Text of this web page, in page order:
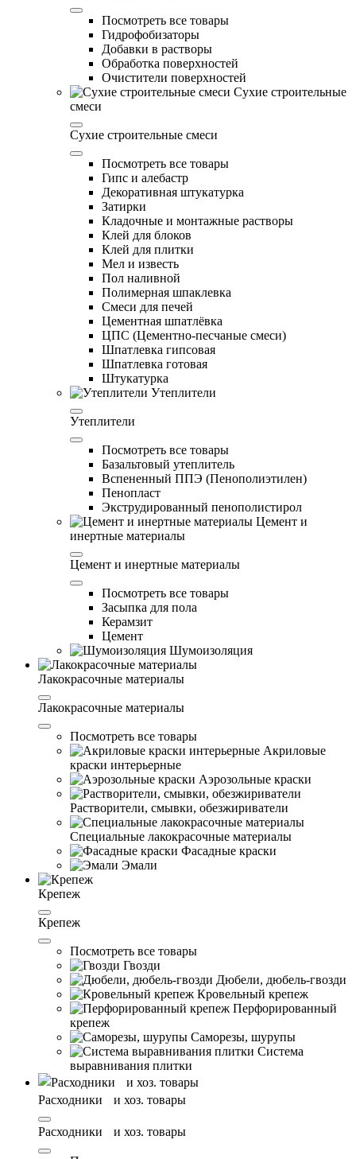
Посмотреть все товары
Гидрофобизаторы
Добавки в растворы
Обработка поверхностей
Очистители поверхностей
Сухие строительные
смеси
Сухие строительные смеси
Посмотреть все товары
Гипс и алебастр
Декоративная штукатурка
Затирки
Кладочные и монтажные растворы
Клей для блоков
Клей для плитки
Мел и известь
Пол наливной
Полимерная шпаклевка
Смеси для печей
Цементная шпатлёвка
ЦПС (Цементно-песчаные смеси)
Шпатлевка гипсовая
Шпатлевка готовая
Штукатурка
Утеплители
Утеплители
Посмотреть все товары
Базальтовый утеплитель
Вспененный ППЭ (Пенополиэтилен)
Пенопласт
Экструдированный пенополистирол
Цемент и
инертные материалы
Цемент и инертные материалы
Посмотреть все товары
Засыпка для пола
Керамзит
Цемент
Шумоизоляция
Лакокрасочные материалы
Лакокрасочные материалы
Посмотреть все товары
Акриловые
краски интерьерные
Аэрозольные краски
Растворители, смывки, обезжириватели
Специальные лакокрасочные материалы
Фасадные краски
Эмали
Крепеж
Крепеж
Посмотреть все товары
Гвозди
Дюбели, дюбель-гвозди
Кровельный крепеж
Перфорированный
крепеж
Саморезы, шурупы
Система
выравнивания плитĸи
Расходники и хоз. товары
Расходники и хоз. товары